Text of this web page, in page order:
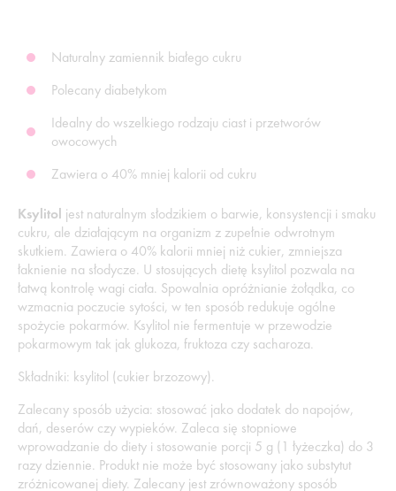
Naturalny zamiennik białego cukru
Polecany diabetykom
Idealny do wszelkiego rodzaju ciast i przetworów
owocowych
Zawiera o 40% mniej kalorii od cukru
Ksylitol jest naturalnym słodzikiem o barwie, konsystencji i smaku
cukru, ale działającym na organizm z zupełnie odwrotnym
skutkiem. Zawiera o 40% kalorii mniej niż cukier, zmniejsza
łaknienie na słodycze. U stosujących dietę ksylitol pozwala na
łatwą kontrolę wagi ciała. Spowalnia opróżnianie żołądka, co
wzmacnia poczucie sytości, w ten sposób redukuje ogólne
spożycie pokarmów. Ksylitol nie fermentuje w przewodzie
pokarmowym tak jak glukoza, fruktoza czy sacharoza.
Składniki: ksylitol (cukier brzozowy).
Zalecany sposób użycia: stosować jako dodatek do napojów,
dań, deserów czy wypieków. Zaleca się stopniowe
wprowadzanie do diety i stosowanie porcji 5 g (1 łyżeczka) do 3
razy dziennie. Produkt nie może być stosowany jako substytut
zróżnicowanej diety. Zalecany jest zrównoważony sposób